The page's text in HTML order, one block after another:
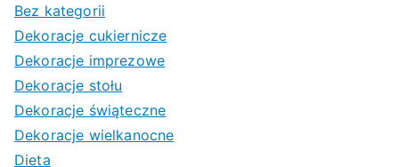
Bez kategorii
Dekoracje cukiernicze
Dekoracje imprezowe
Dekoracje stołu
Dekoracje świąteczne
Dekoracje wielkanocne
Dieta